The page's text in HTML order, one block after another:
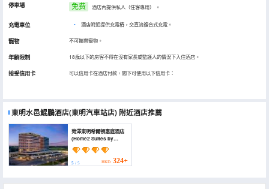
停車場 免费 酒店內提供私人（住客專用） 。
充電車位 • 酒店附近提供充電樁，交直流複合式充電。
寵物 不可攜帶寵物。
年齡限制 18歲以下的房客不得在沒有家長或監護人的情況下入住酒店。
接受信用卡 可以信用卡在酒店付款，閣下可使用以下信用卡：
東明水邑鯤鵬酒店(東明汽車站店) 附近酒店推薦
菏澤東明希爾頓惠庭酒店
(Home2 Suites by
Hilton Heze Dongming)
5 / 5 HKD 324+